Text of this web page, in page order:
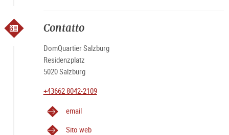
In collaborazione con la Fondazione Arte e Cultura e.V. Bonn
Contatto
DomQuartier Salzburg
Residenzplatz
5020 Salzburg
+43662 8042-2109
email
Sito web